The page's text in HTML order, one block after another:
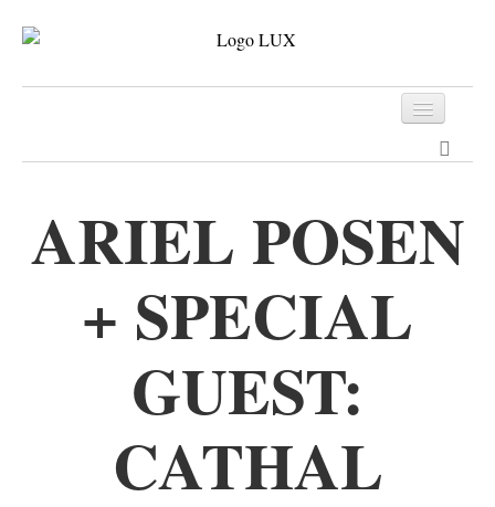
Archiv
ARIEL POSEN
+ SPECIAL
GUEST:
CATHAL